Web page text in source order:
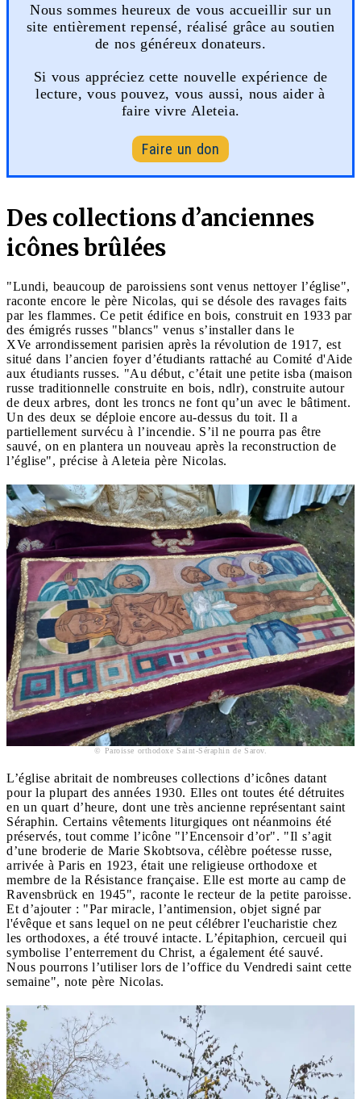
Nous sommes heureux de vous accueillir sur un
site entièrement repensé, réalisé grâce au soutien
de nos généreux donateurs.
Si vous appréciez cette nouvelle expérience de
lecture, vous pouvez, vous aussi, nous aider à
faire vivre Aleteia.
Faire un don
Des collections d’anciennes
icônes brûlées
"Lundi, beaucoup de paroissiens sont venus nettoyer l’église",
raconte encore le père Nicolas, qui se désole des ravages faits
par les flammes. Ce petit édifice en bois, construit en 1933 par
des émigrés russes "blancs" venus s’installer dans le
XVe arrondissement parisien après la révolution de 1917, est
situé dans l’ancien foyer d’étudiants rattaché au Comité d'Aide
aux étudiants russes. "Au début, c’était une petite isba (maison
russe traditionnelle construite en bois, ndlr), construite autour
de deux arbres, dont les troncs ne font qu’un avec le bâtiment.
Un des deux se déploie encore au-dessus du toit. Il a
partiellement survécu à l’incendie. S’il ne pourra pas être
sauvé, on en plantera un nouveau après la reconstruction de
l’église", précise à Aleteia père Nicolas.
© Paroisse orthodoxe Saint-Séraphin de Sarov.
L’église abritait de nombreuses collections d’icônes datant
pour la plupart des années 1930. Elles ont toutes été détruites
en un quart d’heure, dont une très ancienne représentant saint
Séraphin. Certains vêtements liturgiques ont néanmoins été
préservés, tout comme l’icône "l’Encensoir d’or". "Il s’agit
d’une broderie de Marie Skobtsova, célèbre poétesse russe,
arrivée à Paris en 1923, était une religieuse orthodoxe et
membre de la Résistance française. Elle est morte au camp de
Ravensbrück en 1945", raconte le recteur de la petite paroisse.
Et d’ajouter : "Par miracle, l’antimension, objet signé par
l'évêque et sans lequel on ne peut célébrer l'eucharistie chez
les orthodoxes, a été trouvé intacte. L’épitaphion, cercueil qui
symbolise l’enterrement du Christ, a également été sauvé.
Nous pourrons l’utiliser lors de l’office du Vendredi saint cette
semaine", note père Nicolas.